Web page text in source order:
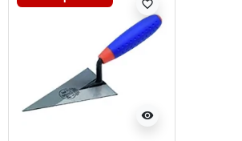
visibility
favorite_border